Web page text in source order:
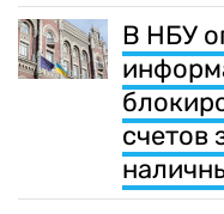
В НБУ
счетов